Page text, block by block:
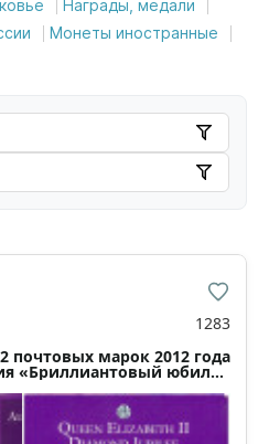
Награды, медали
Монеты иностранные
1283
почтовых марок 2012 года
«Бриллиантовый юбилей